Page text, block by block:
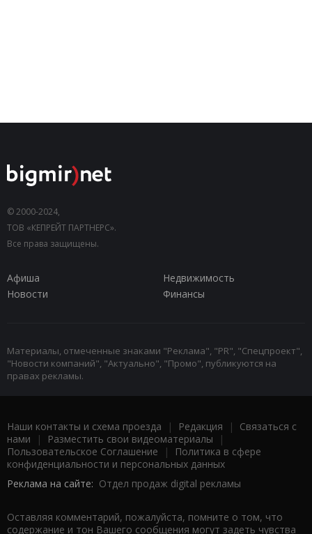
© 2000-2024,
ТОВ «КЕПРЕЙТ ПАРТНЕРС».
Все права защищены.
Афиша
Недвижимость
Новости
Финансы
Материалы, отмеченные знаками "Реклама", "PR", "Спецпроект",
"Новости компаний", "Актуально", "Промо", публикуются на
правах рекламы.
Наши контакты и схема проезда | Редакция | Связаться с
нами | Разместить свои видеоматериалы |
Пользовательское Соглашение |
Политика в сфере
конфиденциальности и персональных данных
Реклама на сайте: Отдел продаж digital рекламы
Оставляя комментарий, пожалуйста, помните о том, что
содержание и тон Вашего сообщения могут задеть чувства